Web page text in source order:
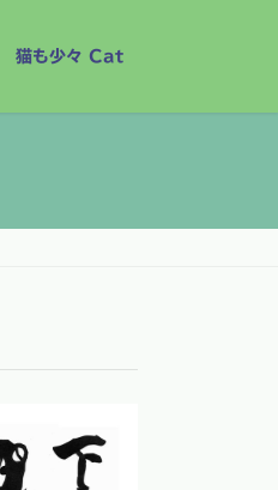
猫も少々 Cat